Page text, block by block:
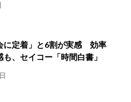
に定着」と6割が実感 効率
、セイコー「時間白書」